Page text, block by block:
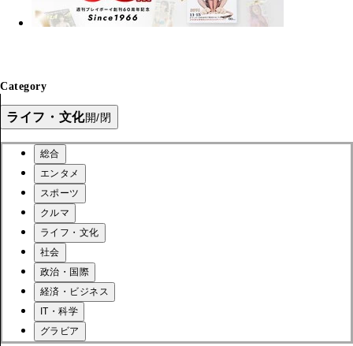
Category
ライフ・文化開/閉
総合
エンタメ
スポーツ
クルマ
ライフ・文化
社会
政治・国際
経済・ビジネス
IT・科学
グラビア